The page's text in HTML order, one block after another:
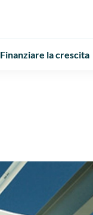
Finanziare la crescita